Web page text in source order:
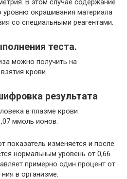
В этом случае содержание
уровню окрашивания материала
со специальными реагентами.
теста.
можно получить на
крови.
результата
в плазме крови
ммоль ионов.
показатель изменяется и после
нормальным уровень от 0,66
примерно один процент от
в организме.